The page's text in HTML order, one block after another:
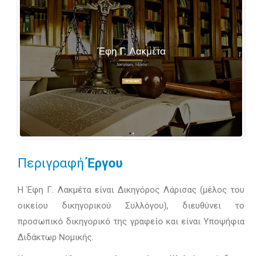
ΠεριγραφήΈργου
H Έφη Γ. Λακμέτα είναι Δικηγόρος Λάρισας (μέλος του
οικείου δικηγορικού Συλλόγου), διευθύνει το
προσωπικό δικηγορικό της γραφείο και είναι Υποψήφια
Διδάκτωρ Νομικής.